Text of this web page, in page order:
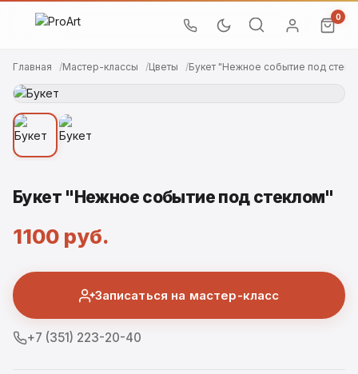
0
Главная Мастер-классы Цветы Букет "Нежное событие под
Букет "Нежное событие под стеклом"
1100 руб.
Записаться на мастер-класс
+7 (351) 223-20-40